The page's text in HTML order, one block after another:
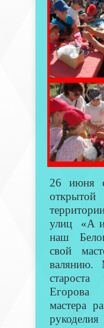
26 июня
улиц «А
наш
свой
валянию.
мастера